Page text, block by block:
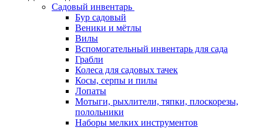
Садовый инвентарь
Бур садовый
Веники и мётлы
Вилы
Вспомогательный инвентарь для сада
Грабли
Колеса для садовых тачек
Косы, серпы и пилы
Лопаты
Мотыги, рыхлители, тяпки, плоскорезы,
полольники
Наборы мелких инструментов